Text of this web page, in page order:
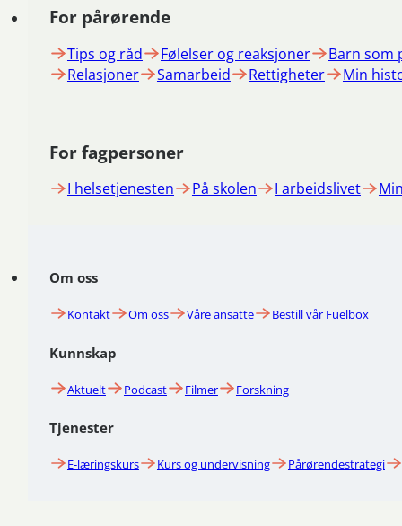
For pårørende
Tips og råd Følelser og reaksjoner
Barn som
Relasjoner
Samarbeid Rettigheter Min
For fagpersoner
I helsetjenesten På skolen I arbeidslivet
Om oss
Kontakt Om oss Våre ansatte Bestill vår Fuelbox
Kunnskap
Aktuelt Podcast Filmer Forskning
Tjenester
E-læringskurs Kurs og undervisning Pårørendestrategi